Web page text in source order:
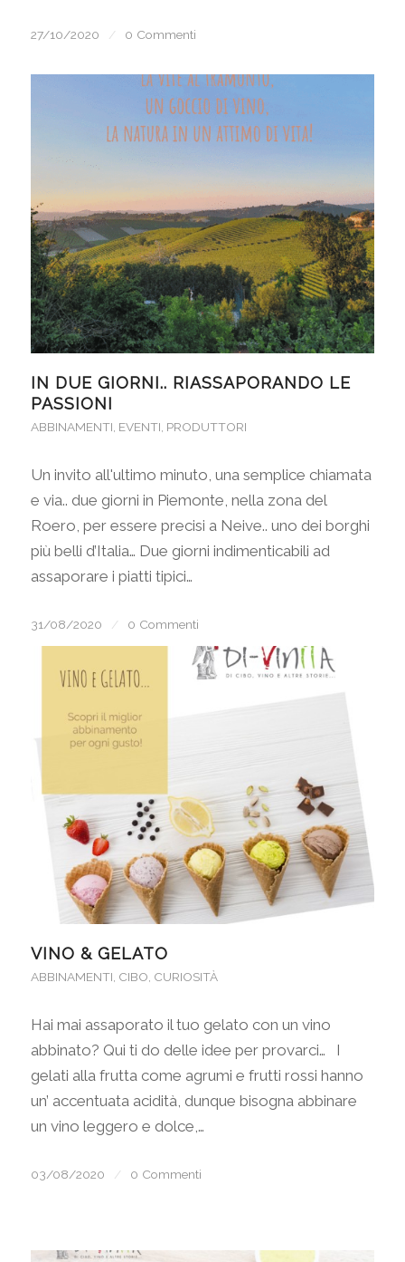
27/10/2020 / 0 Commenti
IN DUE GIORNI.. RIASSAPORANDO LE
PASSIONI
ABBINAMENTI EVENTI PRODUTTORI
Un invito all'ultimo minuto, una semplice chiamata
e via.. due giorni in Piemonte, nella zona del
Roero, per essere precisi a Neive.. uno dei borghi
più belli d’Italia… Due giorni indimenticabili ad
assaporare i piatti tipici…
31/08/2020 / 0 Commenti
VINO & GELATO
ABBINAMENTI, CIBO, CURIOSITÀ
Hai mai assaporato il tuo gelato con un vino
abbinato? Qui ti do delle idee per provarci… I
gelati alla frutta come agrumi e frutti rossi hanno
un’ accentuata acidità, dunque bisogna abbinare
un vino leggero e dolce,…
03/08/2020 / 0 Commenti